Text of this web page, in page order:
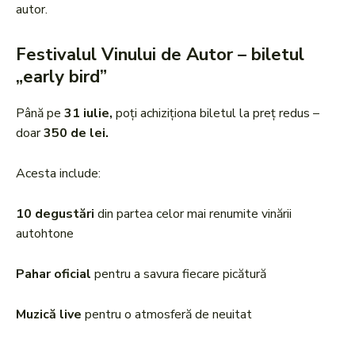
autor.
Festivalul Vinului de Autor – biletul
„early bird”
Până pe 31 iulie, poți achiziționa biletul la preț redus –
doar350 de lei.
Acesta include:
10 degustări din partea celor mai renumite vinării
autohtone
Pahar oficial pentru a savura fiecare picătură
Muzică live pentru o atmosferă de neuitat